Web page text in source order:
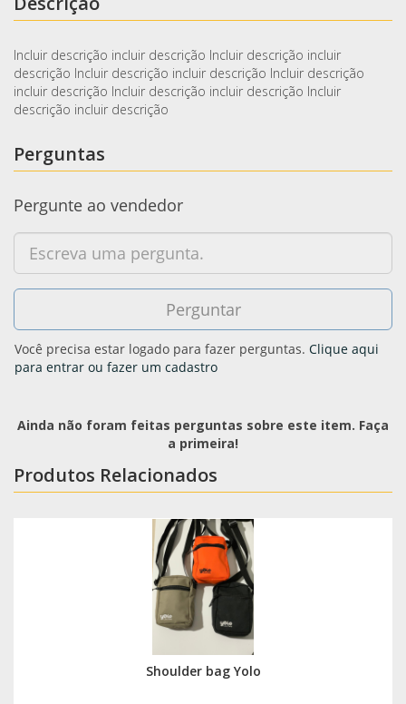
Incluir descrição incluir descrição Incluir descrição incluir
descrição Incluir descrição incluir descrição Incluir descrição
incluir descrição Incluir descrição incluir descrição Incluir
descrição incluir descrição
Perguntas
Pergunte ao vendedor
Você precisa estar logado para fazer perguntas. Clique aqui
para entrar ou fazer um cadastro
Ainda não foram feitas perguntas sobre este item. Faça
a primeira!
Produtos Relacionados
Shoulder bag Yolo